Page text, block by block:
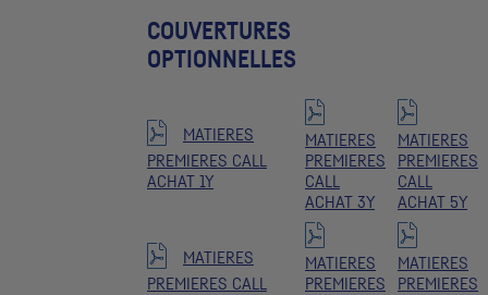
COUVERTURES
OPTIONNELLES
MATIERES
PREMIERES CALL
ACHAT 1Y
MATIERES
PREMIERES
CALL
ACHAT 3Y
MATIERES
PREMIERES
CALL
ACHAT 5Y
MATIERES
PREMIERES CALL
MATIERES
PREMIERES
MATIERES
PREMIERES